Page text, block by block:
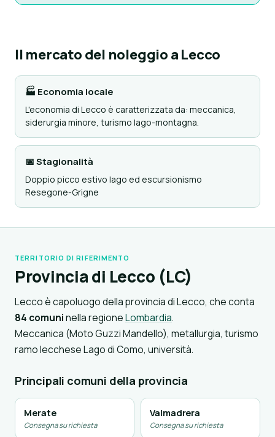
Il mercato del noleggio a Lecco
🏭 Economia locale
L'economia di Lecco è caratterizzata da: meccanica,
siderurgia minore, turismo lago-montagna.
📅 Stagionalità
Doppio picco estivo lago ed escursionismo
Resegone-Grigne
TERRITORIO DI RIFERIMENTO
Provincia di Lecco (LC)
Lecco è capoluogo della provincia di Lecco, che conta
84 comuninella regioneLombardia.
Meccanica (Moto Guzzi Mandello), metallurgia, turismo
ramo lecchese Lago di Como, università.
Principali comuni della provincia
Merate
Consegna su richiesta
Valmadrera
Consegna su richiesta